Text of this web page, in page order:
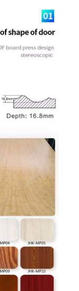
Wirtschaftliche, aus MDF geformte Innentür